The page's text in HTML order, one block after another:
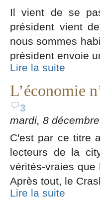
Il vient de se
président vient
nous sommes
président envoie
Lire la suite
L’économie
3
mardi, 8
C'est par ce titre
lecteurs de la
vérités-vraies que
Après tout, le
Lire la suite